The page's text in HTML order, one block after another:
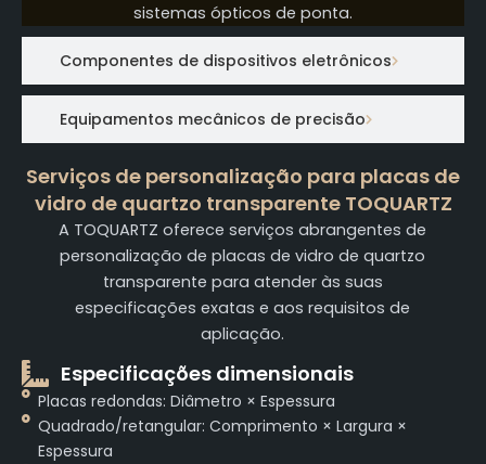
Componentes de dispositivos eletrônicos
Equipamentos mecânicos de precisão
sistemas ópticos de ponta.
Serviços de personalização para placas de
vidro de quartzo transparente TOQUARTZ
A TOQUARTZ oferece serviços abrangentes de
personalização de placas de vidro de quartzo
transparente para atender às suas
especificações exatas e aos requisitos de
aplicação.
Especificações dimensionais
Placas redondas: Diâmetro × Espessura
Quadrado/retangular: Comprimento × Largura ×
Espessura